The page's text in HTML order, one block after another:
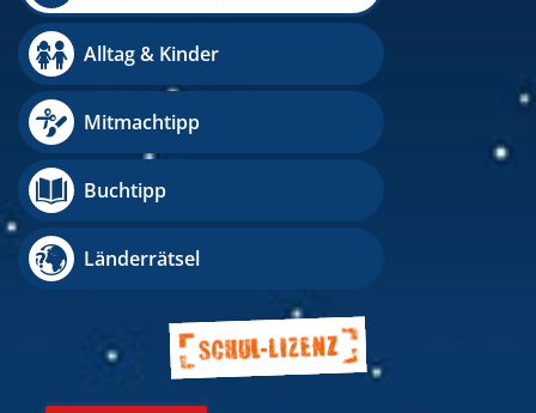
Alltag & Kinder
Mitmachtipp
Buchtipp
Länderrätsel